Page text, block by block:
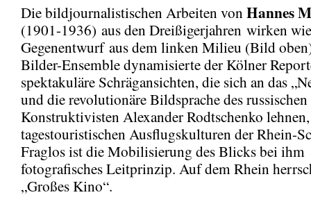
Die bildjournalistischen Arbeiten von Hannes
(1901-1936) aus den Dreißigerjahren wirken
Gegenentwurf aus dem linken Milieu (Bild
Bilder-Ensemble dynamisierte der Kölner
spektakuläre Schrägansichten, die sich an das
und die revolutionäre Bildsprache des russischen
Konstruktivisten Alexander Rodtschenko
tagestouristischen Ausflugskulturen der Rhein-
Fraglos ist die Mobilisierung des Blicks bei ihm
fotografisches Leitprinzip. Auf dem Rhein
„Großes Kino“.